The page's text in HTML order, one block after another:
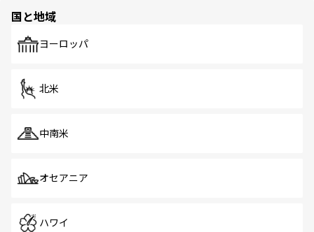
で、ホーカーズは地元の風情を楽しめる外せないスポット
国と地域
ヨーロッパ
北米
中南米
オセアニア
ハワイ